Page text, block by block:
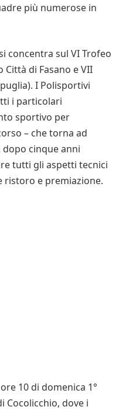
più numerose in
concentra sul VI Trofeo
Città di Fasano e VII
I Polisportivi
i particolari
sportivo per
– che torna ad
dopo cinque anni
tutti gli aspetti tecnici
ristoro e premiazione.
10 di domenica 1°
Cocolicchio, dove i